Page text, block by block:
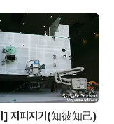
] 지피지기(知彼知己)